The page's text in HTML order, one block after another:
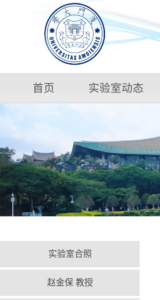
首页 实验室动态
实验室合照
赵金保 教授